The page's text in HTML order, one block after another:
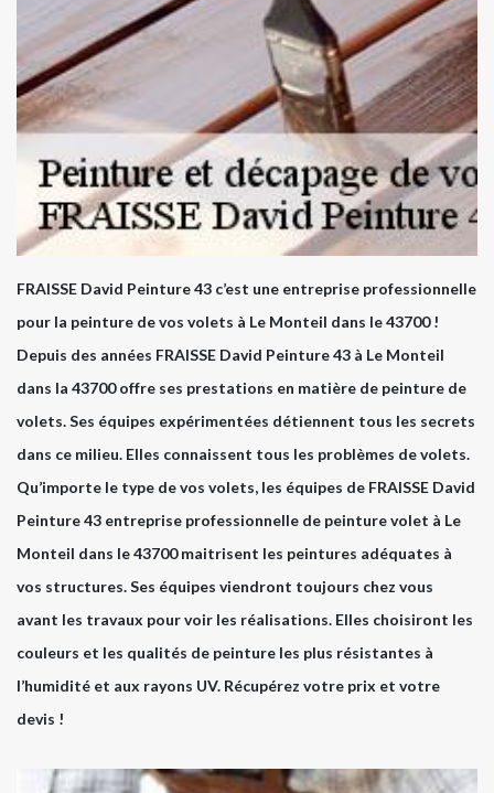
FRAISSE David Peinture 43 c’est une entreprise professionnelle
pour la peinture de vos volets à Le Monteil dans le 43700 !
Depuis des années FRAISSE David Peinture 43 à Le Monteil
dans la 43700 offre ses prestations en matière de peinture de
volets. Ses équipes expérimentées détiennent tous les secrets
dans ce milieu. Elles connaissent tous les problèmes de volets.
Qu’importe le type de vos volets, les équipes de FRAISSE David
Peinture 43 entreprise professionnelle de peinture volet à Le
Monteil dans le 43700 maitrisent les peintures adéquates à
vos structures. Ses équipes viendront toujours chez vous
avant les travaux pour voir les réalisations. Elles choisiront les
couleurs et les qualités de peinture les plus résistantes à
l’humidité et aux rayons UV. Récupérez votre prix et votre
devis !